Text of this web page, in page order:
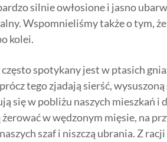
silnie owłosione i jasno
Wspomnieliśmy także o tym,
kolei.
spotykany jest w ptasich
tego zjadają sierść,
się w pobliżu naszych mieszkań
w wędzonym mięsie, na
szaf i niszczą ubrania. Z